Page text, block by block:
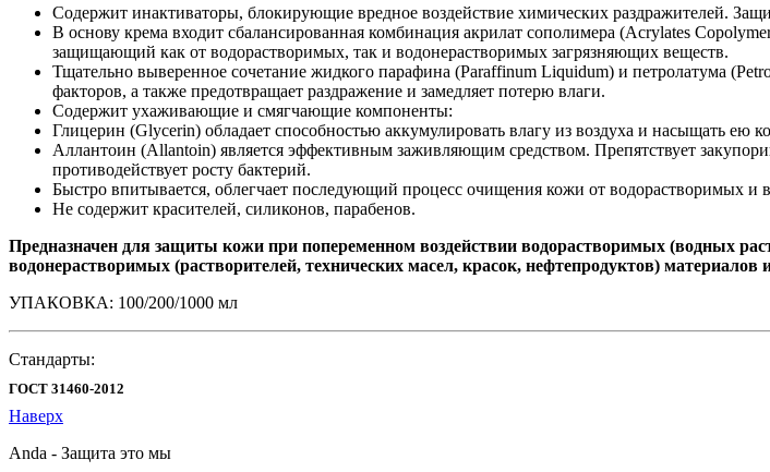
Содержит инактиваторы, блокирующие вредное воздействие химических раздражителей.
В основу крема входит сбалансированная комбинация акрилат сополимера (Acrylates
защищающий как от водорастворимых, так и водонерастворимых загрязняющих веществ.
Тщательно выверенное сочетание жидкого парафина (Paraffinum Liquidum) и петролатума
факторов, а также предотвращает раздражение и замедляет потерю влаги.
Содержит ухаживающие и смягчающие компоненты:
Глицерин (Glycerin) обладает способностью аккумулировать влагу из воздуха и насыщать ею
Аллантоин (Allantoin) является эффективным заживляющим средством. Препятствует
противодействует росту бактерий.
Быстро впитывается, облегчает последующий процесс очищения кожи от водорастворимых и
Не содержит красителей, силиконов, парабенов.
Предназначен для защиты кожи при попеременном воздействии водорастворимых (водных
водонерастворимых (растворителей, технических масел, красок, нефтепродуктов) материалов
УПАКОВКА: 100/200/1000 мл
Стандарты:
ГОСТ 31460-2012
Наверх
Anda - Защита это мы